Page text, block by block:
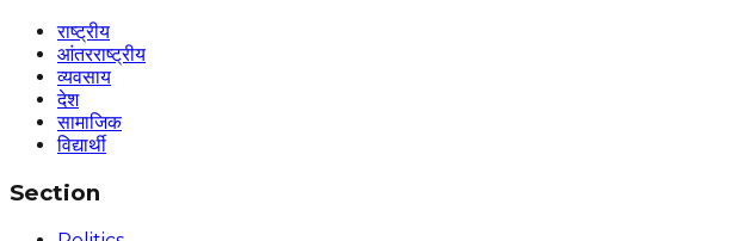
राष्ट्रीय
आंतरराष्ट्रीय
व्यवसाय
देश
सामाजिक
विद्यार्थी
Section